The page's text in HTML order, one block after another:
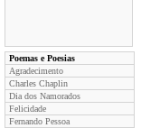
Poemas e Poesias
Agradecimento
Charles Chaplin
Dia dos Namorados
Felicidade
Fernando Pessoa